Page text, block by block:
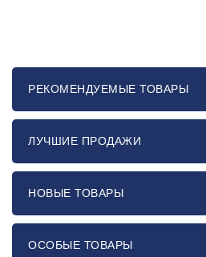
РЕКОМЕНДУЕМЫЕ ТОВАРЫ
ЛУЧШИЕ ПРОДАЖИ
НОВЫЕ ТОВАРЫ
ОСОБЫЕ ТОВАРЫ